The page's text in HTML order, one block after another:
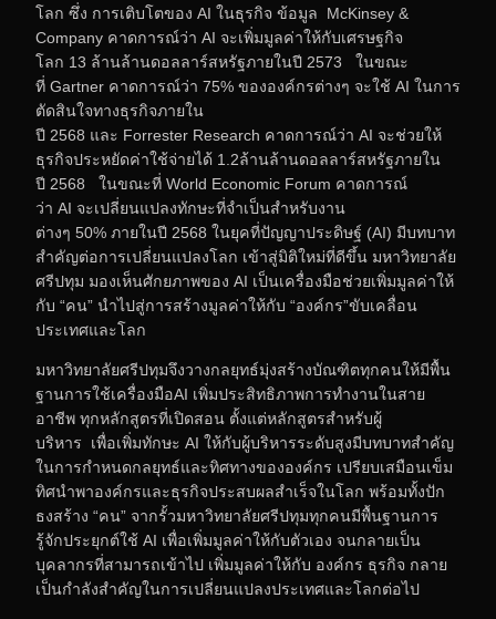
โลก ซึ่ง การเติบโตของ AI ในธุรกิจ ข้อมูล McKinsey &
Company คาดการณ์ว่า AI จะเพิ่มมูลค่าให้กับเศรษฐกิจ
โลก 13 ล้านล้านดอลลาร์สหรัฐภายในปี 2573 ในขณะ
ที่ Gartner คาดการณ์ว่า 75% ขององค์กรต่างๆ จะใช้ AI ในการ
ตัดสินใจทางธุรกิจภายใน
ปี 2568 และ Forrester Research คาดการณ์ว่า AI จะช่วยให้
ธุรกิจประหยัดค่าใช้จ่ายได้ 1.2ล้านล้านดอลลาร์สหรัฐภายใน
ปี 2568 ในขณะที่ World Economic Forum คาดการณ์
ว่า AI จะเปลี่ยนแปลงทักษะที่จำเป็นสำหรับงาน
ต่างๆ 50% ภายในปี 2568 ในยุคที่ปัญญาประดิษฐ์ (AI) มีบทบาท
สำคัญต่อการเปลี่ยนแปลงโลก เข้าสู่มิติใหม่ที่ดีขึ้น มหาวิทยาลัย
ศรีปทุม มองเห็นศักยภาพของ AI เป็นเครื่องมือช่วยเพิ่มมูลค่าให้
กับ “คน” นำไปสู่การสร้างมูลค่าให้กับ “องค์กร”ขับเคลื่อน
ประเทศและโลก
มหาวิทยาลัยศรีปทุมจึงวางกลยุทธ์มุ่งสร้างบัณฑิตทุกคนให้มีพื้น
ฐานการใช้เครื่องมือAI เพิ่มประสิทธิภาพการทำงานในสาย
อาชีพ ทุกหลักสูตรที่เปิดสอน ตั้งแต่หลักสูตรสำหรับผู้
บริหาร เพื่อเพิ่มทักษะ AI ให้กับผู้บริหารระดับสูงมีบทบาทสำคัญ
ในการกำหนดกลยุทธ์และทิศทางขององค์กร เปรียบเสมือนเข็ม
ทิศนำพาองค์กรและธุรกิจประสบผลสำเร็จในโลก พร้อมทั้งปัก
ธงสร้าง “คน” จากรั้วมหาวิทยาลัยศรีปทุมทุกคนมีพื้นฐานการ
รู้จักประยุกต์ใช้ AI เพื่อเพิ่มมูลค่าให้กับตัวเอง จนกลายเป็น
บุคลากรที่สามารถเข้าไป เพิ่มมูลค่าให้กับ องค์กร ธุรกิจ กลาย
เป็นกำลังสำคัญในการเปลี่ยนแปลงประเทศและโลกต่อไป